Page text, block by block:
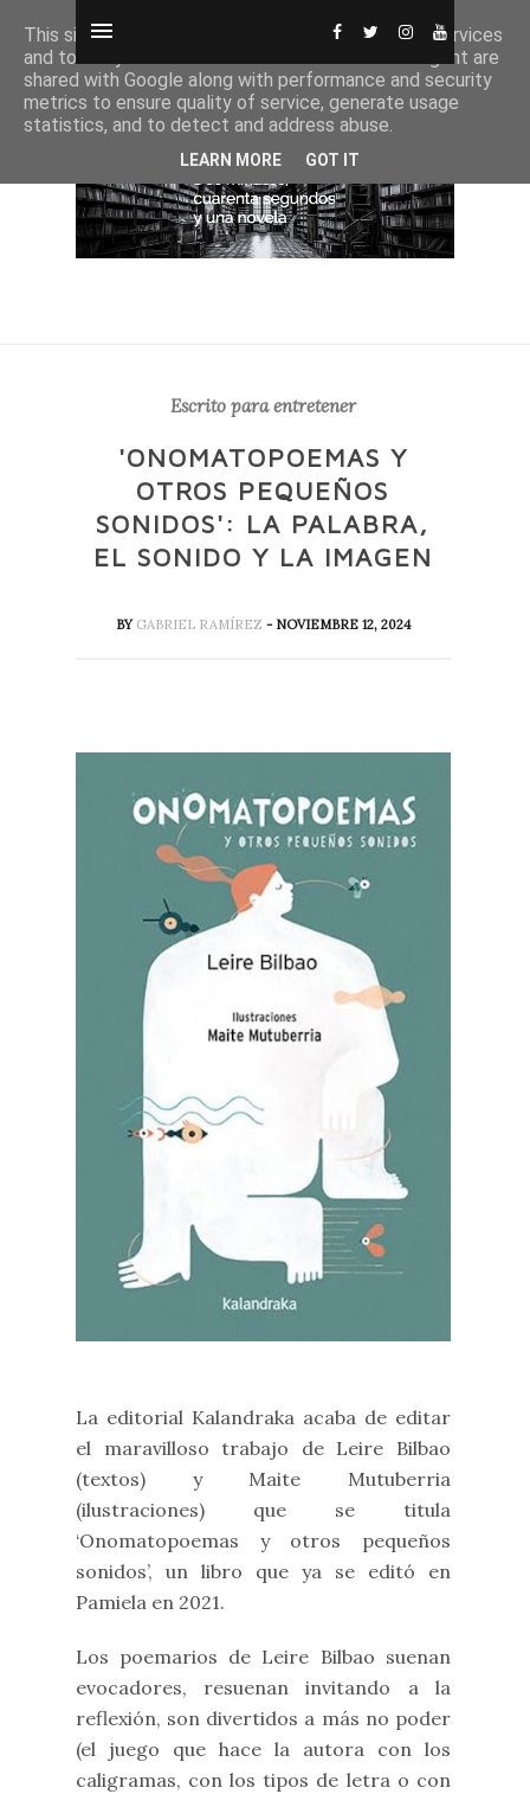
Escrito para entretener
'ONOMATOPOEMAS Y
OTROS PEQUEÑOS
SONIDOS': LA PALABRA,
EL SONIDO Y LA IMAGEN
BY GABRIEL RAMÍREZ - NOVIEMBRE 12, 2024
La editorial Kalandraka acaba de editar
el maravilloso trabajo de Leire Bilbao
(textos) y Maite Mutuberria
(ilustraciones) que se titula
‘Onomatopoemas y otros pequeños
sonidos’, un libro que ya se editó en
Pamiela en 2021.
Los poemarios de Leire Bilbao suenan
evocadores, resuenan invitando a la
reflexión, son divertidos a más no poder
(el juego que hace la autora con los
caligramas, con los tipos de letra o con
This site uses cookies from Google to deliver its services
and to analyze traffic. Your IP address and user-agent are
shared with Google along with performance and security
metrics to ensure quality of service, generate usage
statistics, and to detect and address abuse.
LEARN MORE GOT IT